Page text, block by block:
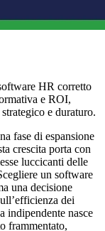
HR corretto
e ROI,
e duraturo.
fase di espansione
crescita porta con
luccicanti delle
un software
una decisione
dei
indipendente nasce
frammentato,